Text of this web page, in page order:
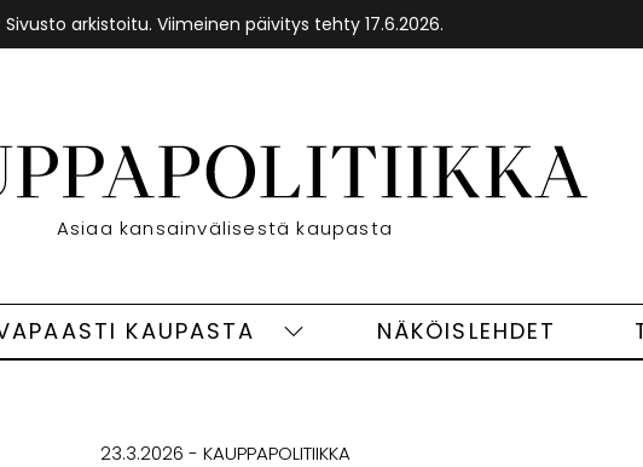
Sivusto arkistoitu. Viimeinen päivitys tehty 17.6.2026.
Etusivu
Asiaa kansainvälisestä kaupasta
KAUPASTA
VapaastiNÄKÖISLEHDET
23.3.2026 KAUPPAPOLITIIKKA